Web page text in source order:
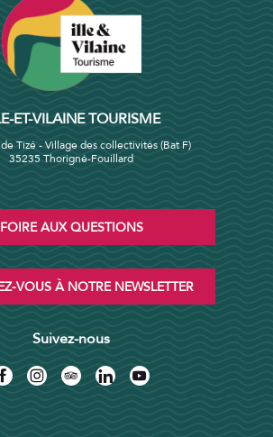
ET-VILAINE TOURISME
Tizé - Village des collectivités (Bat F)
35235 Thorigné-Fouillard
FOIRE AUX QUESTIONS
VOUS À NOTRE NEWSLETTER
Suivez-nous